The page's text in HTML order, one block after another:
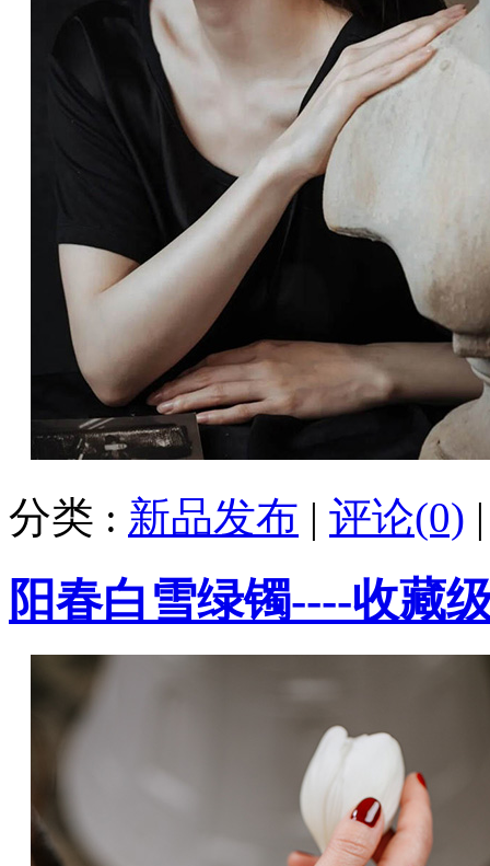
分类 : 新品发布 | 评论(0)
阳春白雪绿镯----收藏